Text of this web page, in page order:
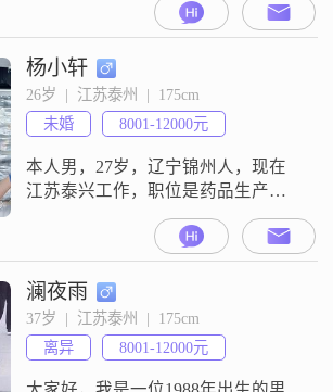
杨小轩
26岁  |  江苏泰州  |  175cm
未婚
8001-12000元
本人男，27岁，辽宁锦州人，现在
江苏泰兴工作，职位是药品生产工
程师，月薪八千 有夜班补助，有绩
效，有年终奖，年薪20w左右，一个
人在江苏工作有点孤单，希望能找
到一个聊得来的伴，对对方没什么
要求，能聊到一起就行，处成朋友
不在一起也无所谓
澜夜雨
37岁  |  江苏泰州  |  175cm
离异
8001-12000元